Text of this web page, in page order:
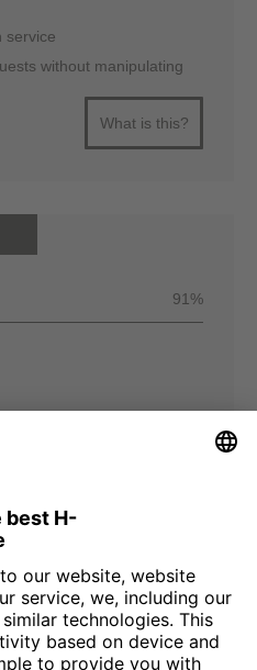
service
without manipulating
What is this?
91%